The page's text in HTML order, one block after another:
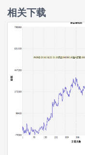
相关下载